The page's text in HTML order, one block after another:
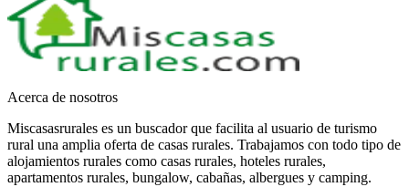
Acerca de nosotros
Miscasasrurales es un buscador que facilita al usuario de turismo
rural una amplia oferta de casas rurales. Trabajamos con todo tipo de
alojamientos rurales como casas rurales, hoteles rurales,
apartamentos rurales, bungalow, cabañas, albergues y camping.